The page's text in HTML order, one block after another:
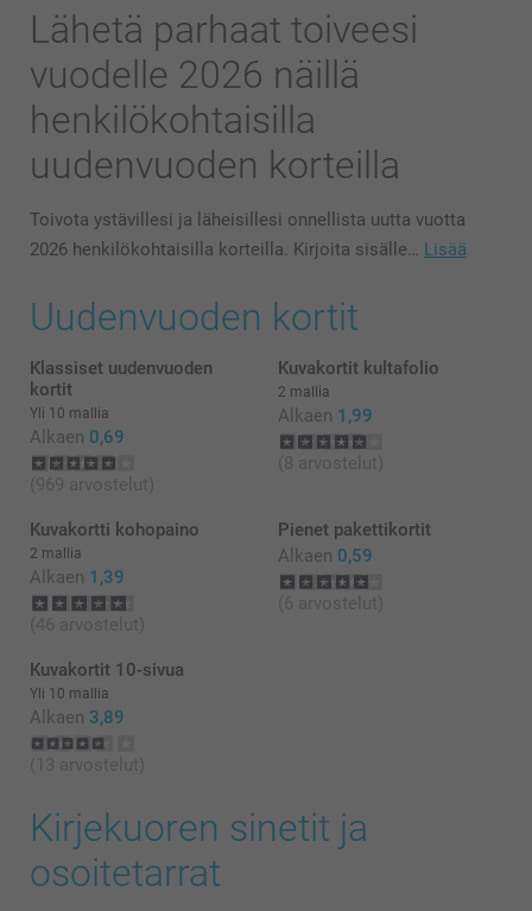
Lähetä parhaat toiveesi
vuodelle 2026 näillä
henkilökohtaisilla
uudenvuoden korteilla
Toivota ystävillesi ja läheisillesi onnellista uutta vuotta
2026 henkilökohtaisilla korteilla. Kirjoita sisälle… Lisää
Uudenvuoden kortit
Klassiset uudenvuoden
kortit
Yli 10 mallia
Alkaen 0,69
(969 arvostelut)
Kuvakortit kultafolio
2 mallia
Alkaen 1,99
(8 arvostelut)
Kuvakortti kohopaino
2 mallia
Alkaen 1,39
(46 arvostelut)
Pienet pakettikortit
Alkaen 0,59
(6 arvostelut)
Kuvakortit 10-sivua
Yli 10 mallia
Alkaen 3,89
(13 arvostelut)
Kirjekuoren sinetit ja
osoitetarrat